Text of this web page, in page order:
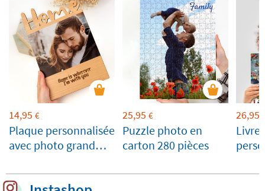
14,95 €
Plaque personnalisée
avec photo grand
25,95 €
Puzzle photo en
carton 280 pièces
26,95
Livre